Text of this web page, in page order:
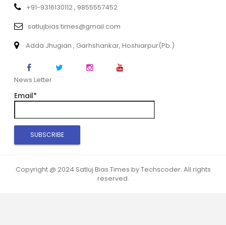
+91-9316130112 , 9855557452
satlujbias.times@gmail.com
Adda Jhugian , Garhshankar, Hoshiarpur(Pb.)
News Letter
Email*
Copyright @ 2024 Satluj Bias Times by Techscoder. All rights
reserved.